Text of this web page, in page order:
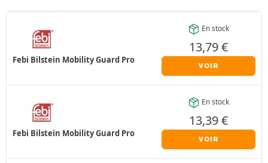
Febi Bilstein Mobility Guard Pro
En stock
13,79€
VOIR
Febi Bilstein Mobility Guard Pro
En stock
13,39€
VOIR